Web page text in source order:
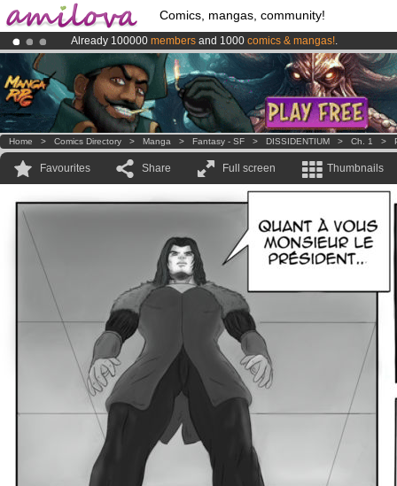
Comics, mangas, community!
Already 100000 members and 1000 comics & mangas!.
Premium membership from3.95 eurosper month !Get membership
AmilovaKickstarter is now LIVE!.
Home > Comics Directory > Manga > Fantasy - SF > DISSIDENTIUM > Ch. 1 >
Favourites Share Full screen Thumbnails